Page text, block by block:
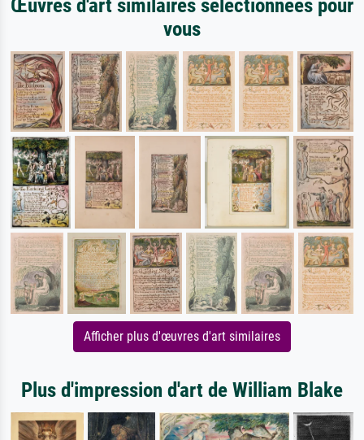
Œuvres d'art similaires sélectionnées pour
vous
Afficher plus d'œuvres d'art similaires
Plus d'impression d'art de William Blake